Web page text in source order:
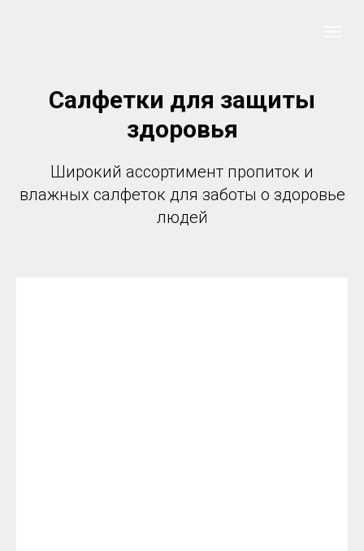
Салфетки для защиты
здоровья
Широкий ассортимент пропиток и
влажных салфеток для заботы о здоровье
людей